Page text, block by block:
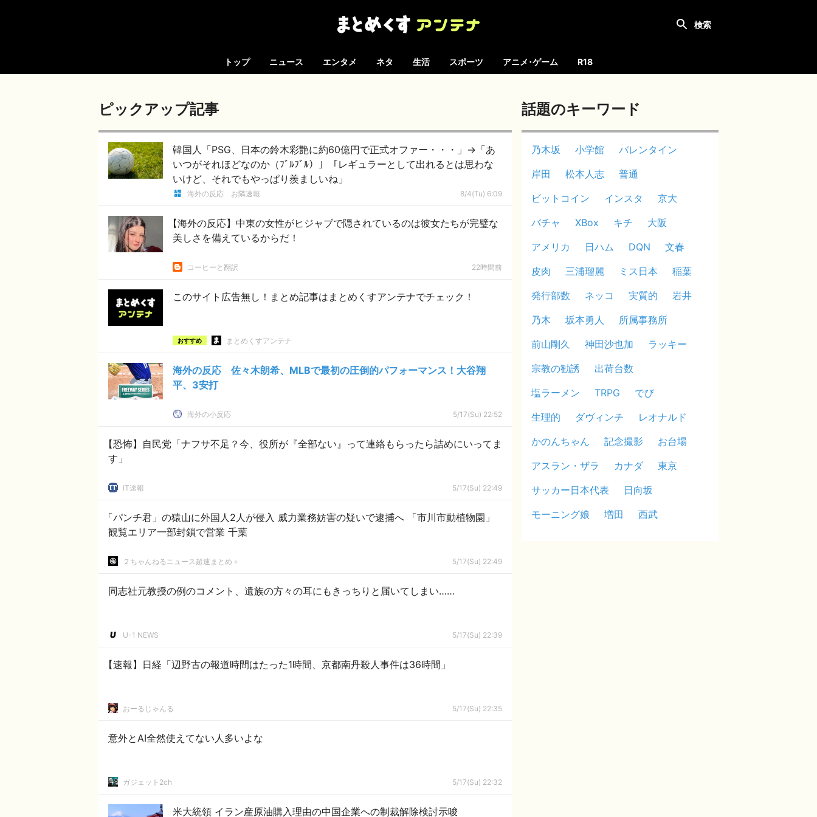
トップ ニュース エンタメ ネタ 生活 スポーツ アニメ･ゲーム R18
ピックアップ記事
韓国人「PSG、日本の鈴木彩艶に約60億円で正式オファー・・・」→「あ
いつがそれほどなのか（ﾌﾞﾙﾌﾞﾙ）」「レギュラーとして出れるとは思わな
いけど、それでもやっぱり羨ましいね」
海外の反応 お隣速報 8/4(Tu) 6:09
【海外の反応】中東の女性がヒジャブで隠されているのは彼女たちが完璧な
美しさを備えているからだ！
コーヒーと翻訳 22時間前
このサイト広告無し！まとめ記事はまとめくすアンテナでチェック！
おすすめ まとめくすアンテナ
海外の反応 佐々木朗希、MLBで最初の圧倒的パフォーマンス！大谷翔
平、3安打
海外の小反応 5/17(Su) 22:52
【恐怖】自民党「ナフサ不足？今、役所が『全部ない』って連絡もらったら詰めにいってま
す」
IT速報 5/17(Su) 22:49
「パンチ君」の猿山に外国人2人が侵入 威力業務妨害の疑いで逮捕へ 「市川市動植物園」
観覧エリア一部封鎖で営業 千葉
２ちゃんねるニュース超速まとめ＋ 5/17(Su) 22:49
同志社元教授の例のコメント、遺族の方々の耳にもきっちりと届いてしまい……
U-1 NEWS 5/17(Su) 22:39
【速報】日経「辺野古の報道時間はたった1時間、京都南丹殺人事件は36時間」
おーるじゃんる 5/17(Su) 22:35
意外とAI全然使えてない人多いよな
ガジェット2ch 5/17(Su) 22:32
米大統領 イラン産原油購入理由の中国企業への制裁解除検討示唆
話題のキーワード
乃木坂 小学館
バレンタイン
岸田
松本人志
普通
ビットコイン
インスタ
京大
バチャ
XBox キチ
大阪
アメリカ
日ハム DQN
文春
皮肉
三浦瑠麗 ミス日本
稲葉
発行部数
ネッコ 実質的
岩井
乃木
坂本勇人
所属事務所
前山剛久
神田沙也加
ラッキー
宗教の勧誘
出荷台数
塩ラーメン
TRPG
でび
生理的
ダヴィンチ
レオナルド
かのんちゃん
記念撮影
お台場
アスラン・ザラ
カナダ
東京
サッカー日本代表
日向坂
モーニング娘
増田 西武